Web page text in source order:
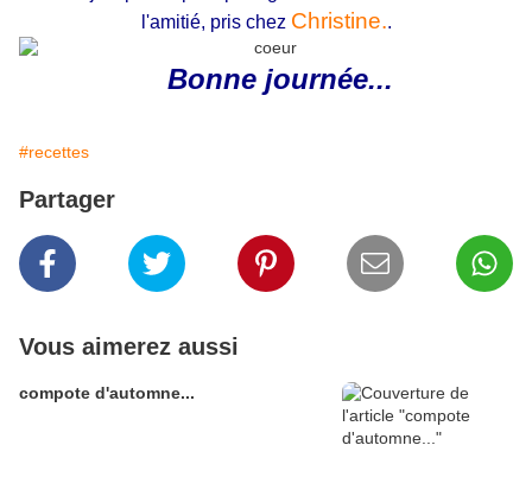
l'amitié, pris chez Christine..
Bonne journée...
#recettes
Partager
Vous aimerez aussi
compote d'automne...